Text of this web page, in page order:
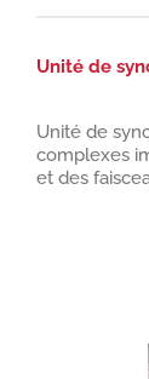
Unité de
Unité de
complexes
et des